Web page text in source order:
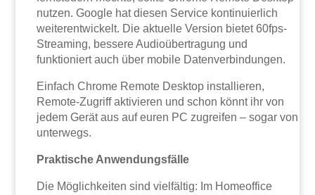
nutzen. Google hat diesen Service kontinuierlich
weiterentwickelt. Die aktuelle Version bietet 60fps-
Streaming, bessere Audioübertragung und
funktioniert auch über mobile Datenverbindungen.
Einfach Chrome Remote Desktop installieren,
Remote-Zugriff aktivieren und schon könnt ihr von
jedem Gerät aus auf euren PC zugreifen – sogar von
unterwegs.
Praktische Anwendungsfälle
Die Möglichkeiten sind vielfältig: Im Homeoffice